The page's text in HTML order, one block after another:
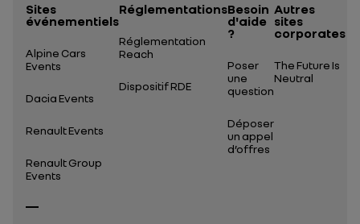
Sites
événementiels
Alpine Cars
Events
Dacia Events
Renault Events
Renault Group
Events
Réglementations
Réglementation
Reach
Dispositif RDE
Besoin
d'aide
?
Poser
une
question
Déposer
un appel
d’offres
Autres
sites
corporates
The Future Is
Neutral